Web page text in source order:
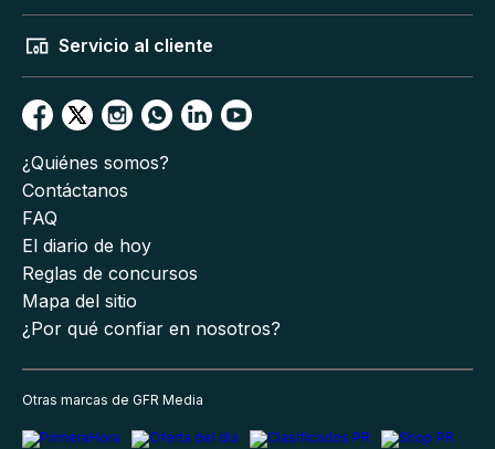
Servicio al cliente
¿Quiénes somos?
Contáctanos
FAQ
El diario de hoy
Reglas de concursos
Mapa del sitio
¿Por qué confiar en nosotros?
Otras marcas de GFR Media